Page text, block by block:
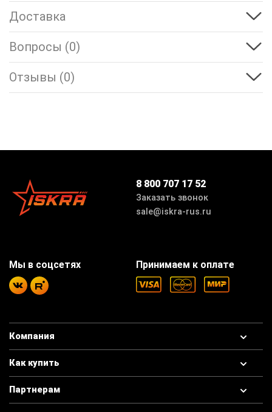
Доставка
Вопросы (0)
Отзывы (0)
8 800 707 17 52
Заказать звонок
sale@iskra-rus.ru
Компания
Как купить
Партнерам
Принимаем к оплате
Мы в соцсетях